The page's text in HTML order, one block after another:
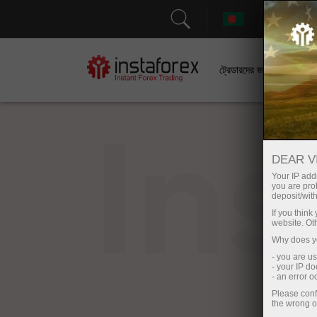
ট্রেডারদের জন্য
DEAR
Your IP
you are
deposit/
If you
website.
Why does
- you are
- your IP
- an error
Please
the wrong